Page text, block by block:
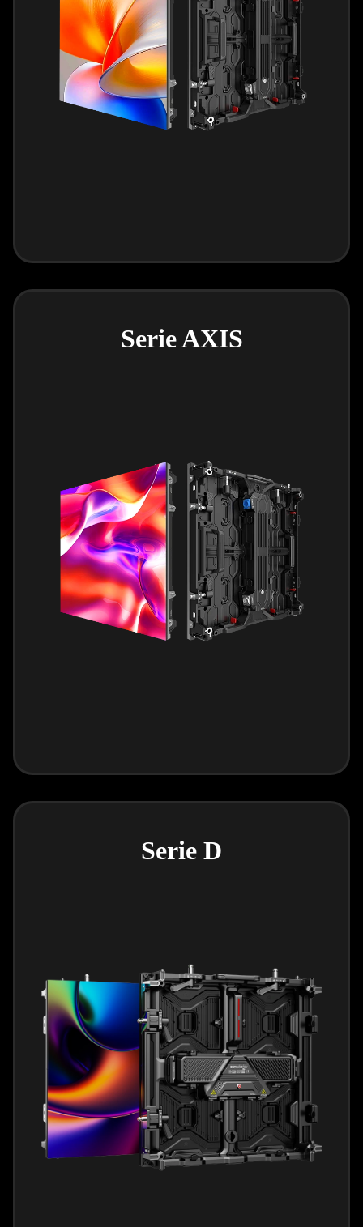
Serie AXIS
Serie D